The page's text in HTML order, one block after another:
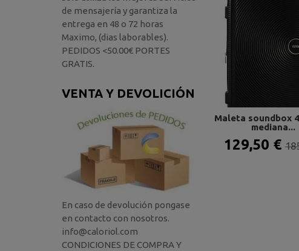
de mensajería y garantiza la
entrega en 48 o 72 horas
Maximo, (dias laborables).
PEDIDOS <50.00€ PORTES
GRATIS.
VENTA Y DEVOLICIÓN
En caso de devolución pongase
en contacto con nosotros.
info@caloriol.com
CONDICIONES DE COMPRA Y
Maleta soundbox
mediana...
129,50 €